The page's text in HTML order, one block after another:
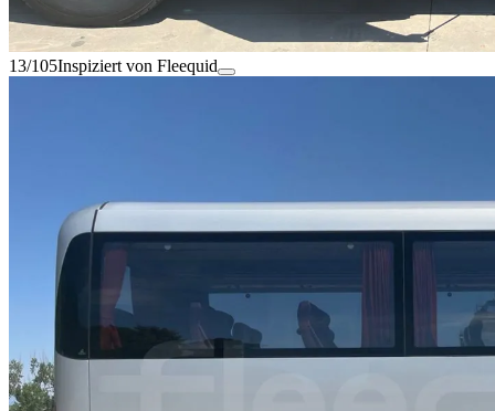
13/105Inspiziert von Fleequid